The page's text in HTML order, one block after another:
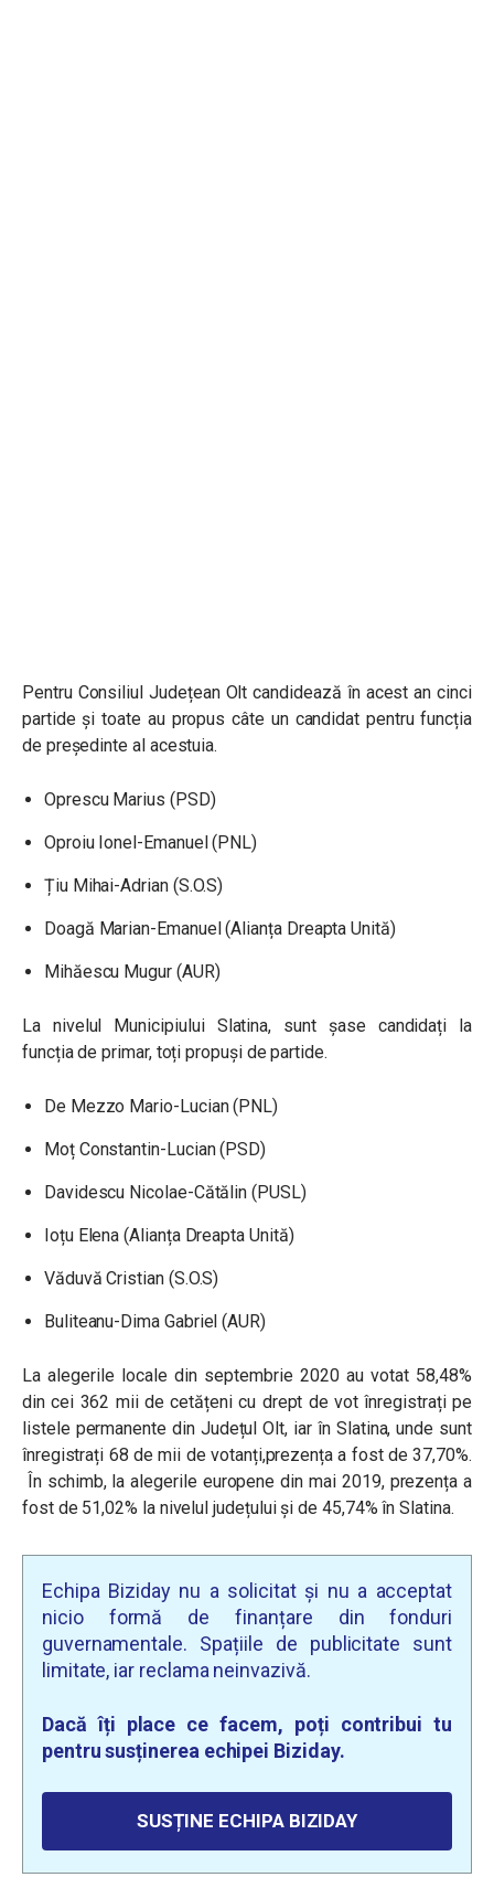
Pentru Consiliul Județean Olt candidează în acest an cinci
partide și toate au propus câte un candidat pentru funcția
de președinte al acestuia.
Oprescu Marius (PSD)
Oproiu Ionel-Emanuel (PNL)
Țiu Mihai-Adrian (S.O.S)
Doagă Marian-Emanuel (Alianța Dreapta Unită)
Mihăescu Mugur (AUR)
La nivelul Municipiului Slatina, sunt șase candidați la
funcția de primar, toți propuși de partide.
De Mezzo Mario-Lucian (PNL)
Moț Constantin-Lucian (PSD)
Davidescu Nicolae-Cătălin (PUSL)
Ioțu Elena (Alianța Dreapta Unită)
Văduvă Cristian (S.O.S)
Buliteanu-Dima Gabriel (AUR)
La alegerile locale din septembrie 2020 au votat 58,48%
din cei 362 mii de cetățeni cu drept de vot înregistrați pe
listele permanente din Județul Olt, iar în Slatina, unde sunt
înregistrați 68 de mii de votanți,prezența a fost de 37,70%.
În schimb, la alegerile europene din mai 2019, prezența a
fost de 51,02% la nivelul județului și de 45,74% în Slatina.
Echipa Biziday nu a solicitat și nu a acceptat
nicio formă de finanțare din fonduri
guvernamentale. Spațiile de publicitate sunt
limitate, iar reclama neinvazivă.
Dacă îți place ce facem, poți contribui tu
pentru susținerea echipei Biziday.
SUSȚINE ECHIPA BIZIDAY